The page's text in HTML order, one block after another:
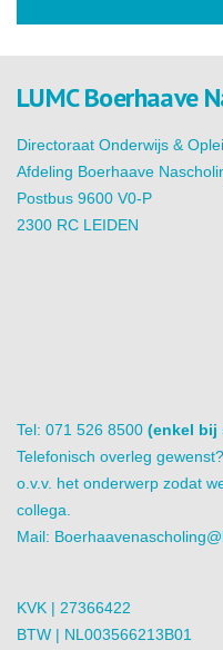
LUMC Boerhaave
Directoraat Onderwijs &
Afdeling Boerhaave
Postbus 9600 V0-P
2300 RC LEIDEN
Tel: 071 526 8500 (enkel bij
Telefonisch overleg
o.v.v. het onderwerp zodat
collega.
Mail:
KVK | 27366422
BTW | NL003566213B01